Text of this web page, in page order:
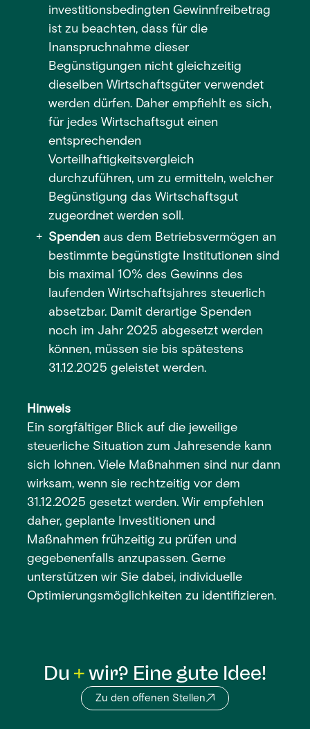
investitionsbedingten Gewinnfreibetrag
ist zu beachten, dass für die
Inanspruchnahme dieser
Begünstigungen nicht gleichzeitig
dieselben Wirtschaftsgüter verwendet
werden dürfen. Daher empfiehlt es sich,
für jedes Wirtschaftsgut einen
entsprechenden
Vorteilhaftigkeitsvergleich
durchzuführen, um zu ermitteln, welcher
Begünstigung das Wirtschaftsgut
zugeordnet werden soll.
Spendenaus dem Betriebsvermögen an
bestimmte begünstigte Institutionen sind
bis maximal 10% des Gewinns des
laufenden Wirtschaftsjahres steuerlich
absetzbar. Damit derartige Spenden
noch im Jahr 2025 abgesetzt werden
können, müssen sie bis spätestens
31.12.2025 geleistet werden.
Hinweis
Ein sorgfältiger Blick auf die jeweilige
steuerliche Situation zum Jahresende kann
sich lohnen. Viele Maßnahmen sind nur dann
wirksam, wenn sie rechtzeitig vor dem
31.12.2025 gesetzt werden. Wir empfehlen
daher, geplante Investitionen und
Maßnahmen frühzeitig zu prüfen und
gegebenenfalls anzupassen. Gerne
unterstützen wir Sie dabei, individuelle
Optimierungsmöglichkeiten zu identifizieren.
Du wir? Eine gute Idee!
Zu den offenen Stellen